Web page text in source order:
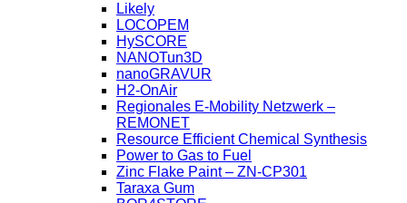
Likely
LOCOPEM
HySCORE
NANOTun3D
nanoGRAVUR
H2-OnAir
Regionales E-Mobility Netzwerk –
REMONET
Resource Efficient Chemical Synthesis
Power to Gas to Fuel
Zinc Flake Paint – ZN-CP301
Taraxa Gum